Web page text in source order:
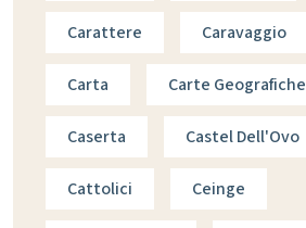
Carattere Caravaggio
Carta Carte Geografiche
Caserta Castel Dell'Ovo
Cattolici Ceinge